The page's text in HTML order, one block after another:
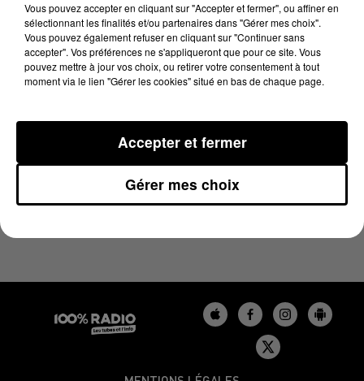
3 août 2024 - 1 min 9 sec
L'AGENDA DU BÉARN DU 03/08/2024 À 06H44
Vous pouvez accepter en cliquant sur "Accepter et fermer", ou affiner en
sélectionnant les finalités et/ou partenaires dans "Gérer mes choix".
Vous pouvez également refuser en cliquant sur "Continuer sans
accepter". Vos préférences ne s'appliqueront que pour ce site. Vous
pouvez mettre à jour vos choix, ou retirer votre consentement à tout
moment via le lien "Gérer les cookies" situé en bas de chaque page.
Gérer mes choix
Accepter et fermer